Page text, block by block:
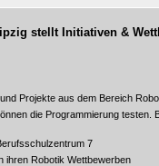
stellt Initiativen &
Projekte aus dem Bereich
die Programmierung testen.
7
ihren Robotik Wettbewerben